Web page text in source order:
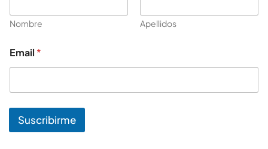
Nombre Apellidos
o
m
r
N
m
Email *
Suscribirme